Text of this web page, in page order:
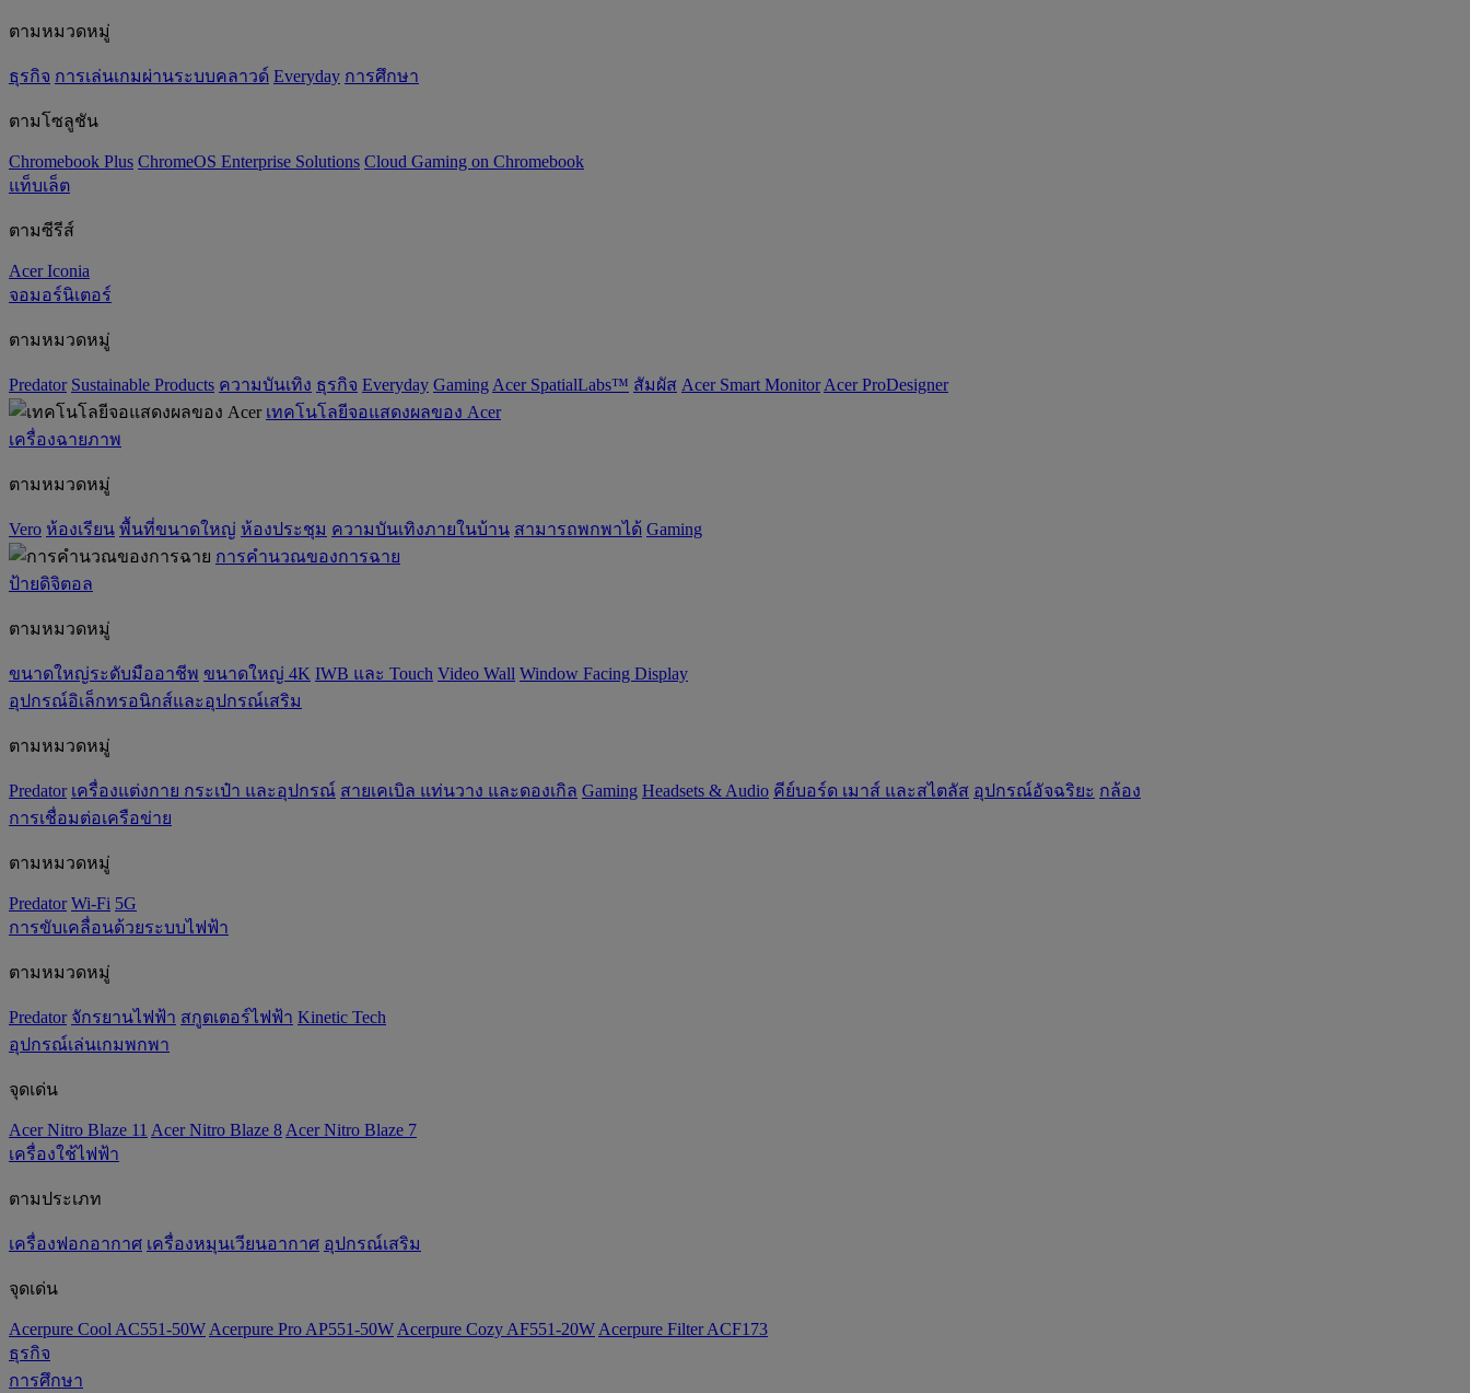
ตามหมวดหมู่
ธุรกิจ การเล่นเกมผ่านระบบคลาวด์ Everyday การศึกษา
ตามโซลูชัน
Chromebook Plus ChromeOS Enterprise Solutions Cloud Gaming on Chromebook
แท็บเล็ต
ตามซีรีส์
Acer Iconia
จอมอร์นิเตอร์
ตามหมวดหมู่
Predator ‌Sustainable Products ความบันเทิง ธุรกิจ Everyday Gaming Acer SpatialLabs™ สัมผัส Acer Smart Monitor Acer ProDesigner
เทคโนโลยีจอแสดงผลของ Acer
เครื่องฉายภาพ
ตามหมวดหมู่
Vero ห้องเรียน พื้นที่ขนาดใหญ่ ห้องประชุม ความบันเทิงภายในบ้าน สามารถพกพาได้ Gaming
การคำนวณของการฉาย
ป้ายดิจิตอล
ตามหมวดหมู่
ขนาดใหญ่ระดับมืออาชีพ ขนาดใหญ่ 4K IWB และ Touch Video Wall Window Facing Display
อุปกรณ์อิเล็กทรอนิกส์และอุปกรณ์เสริม
ตามหมวดหมู่
Predator เครื่องแต่งกาย กระเป๋า และอุปกรณ์ สายเคเบิล แท่นวาง และดองเกิล Gaming ‌Headsets & Audio คีย์บอร์ด เมาส์ และสไตลัส อุปกรณ์อัจฉริยะ กล้อง
การเชื่อมต่อเครือข่าย
ตามหมวดหมู่
Predator Wi-Fi 5G
การขับเคลื่อนด้วยระบบไฟฟ้า
ตามหมวดหมู่
Predator จักรยานไฟฟ้า สกูตเตอร์ไฟฟ้า Kinetic Tech
อุปกรณ์เล่นเกมพกพา
จุดเด่น
Acer Nitro Blaze 11 Acer Nitro Blaze 8 Acer Nitro Blaze 7
เครื่องใช้ไฟฟ้า
ตามประเภท
เครื่องฟอกอากาศ เครื่องหมุนเวียนอากาศ อุปกรณ์เสริม
จุดเด่น
Acerpure Cool AC551-50W Acerpure Pro AP551-50W Acerpure Cozy AF551-20W Acerpure Filter ACF173
ธุรกิจ
การศึกษา